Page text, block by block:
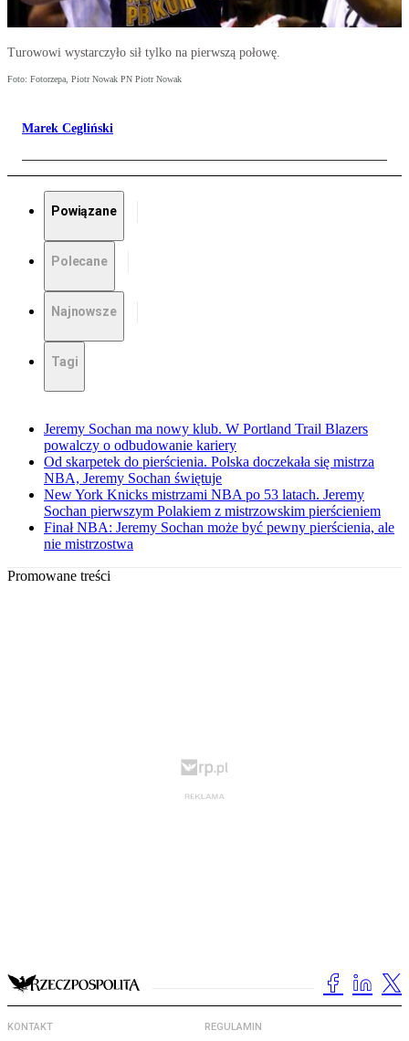
Turowowi wystarczyło sił tylko na pierwszą połowę.
Foto: Fotorzepa, Piotr Nowak PN Piotr Nowak
Marek Cegliński
Powiązane
Polecane
Najnowsze
Tagi
Jeremy Sochan ma nowy klub. W Portland Trail Blazers
powalczy o odbudowanie kariery
Od skarpetek do pierścienia. Polska doczekała się mistrza
NBA, Jeremy Sochan świętuje
New York Knicks mistrzami NBA po 53 latach. Jeremy
Sochan pierwszym Polakiem z mistrzowskim pierścieniem
Finał NBA: Jeremy Sochan może być pewny pierścienia, ale
nie mistrzostwa
Promowane treści
KONTAKT REGULAMIN